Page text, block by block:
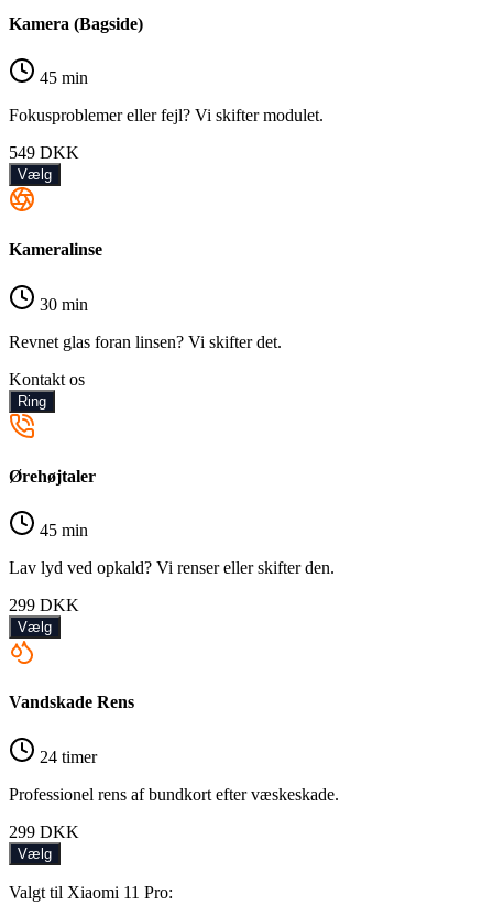
Kamera (Bagside)
45 min
Fokusproblemer eller fejl? Vi skifter modulet.
549 DKK
Vælg
Kameralinse
30 min
Revnet glas foran linsen? Vi skifter det.
Kontakt os
Ring
Ørehøjtaler
45 min
Lav lyd ved opkald? Vi renser eller skifter den.
299 DKK
Vælg
Vandskade Rens
24 timer
Professionel rens af bundkort efter væskeskade.
299 DKK
Vælg
Valgt til Xiaomi 11 Pro: